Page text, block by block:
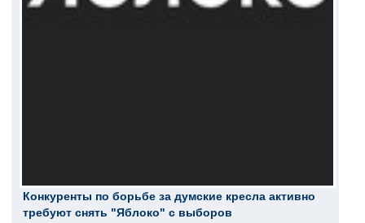
Конкуренты по борьбе за думские кресла активно
требуют снять "Яблоко" с выборов